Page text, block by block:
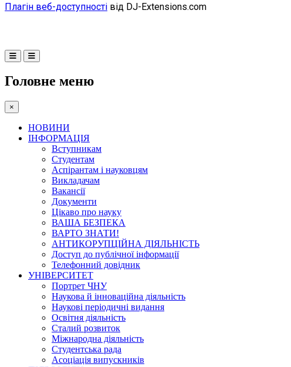
Плагін веб-доступності від DJ-Extensions.com
Головне меню
×
НОВИНИ
ІНФОРМАЦІЯ
Вступникам
Студентам
Аспірантам і науковцям
Викладачам
Вакансії
Документи
Цікаво про науку
ВАША БЕЗПЕКА
ВАРТО ЗНАТИ!
АНТИКОРУПЦІЙНА ДІЯЛЬНІСТЬ
Доступ до публічної інформації
Телефонний довідник
УНІВЕРСИТЕТ
Портрет ЧНУ
Наукова й інноваційна діяльність
Наукові періодичні видання
Освітня діяльність
Сталий розвиток
Міжнародна діяльність
Студентська рада
Асоціація випускників